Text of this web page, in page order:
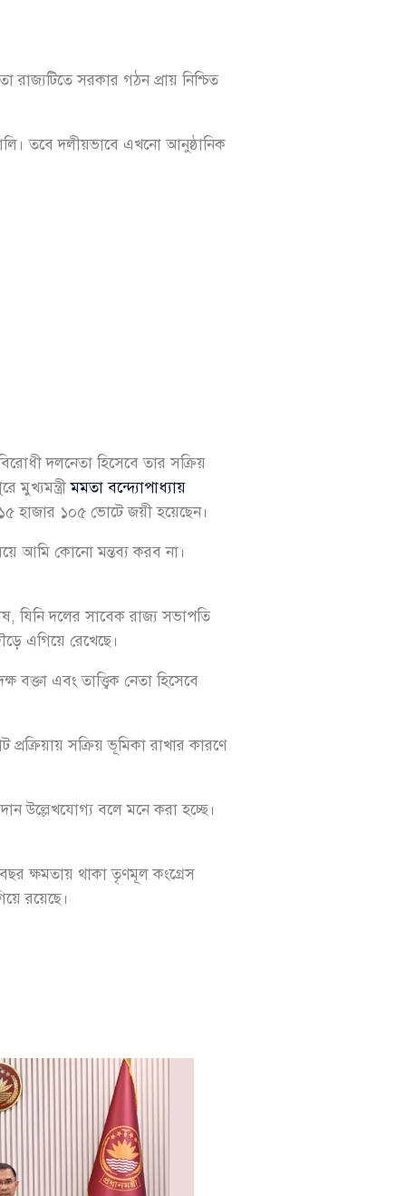
সরকার গঠন প্রায় নিশ্চিত
তবে দলীয়ভাবে এখনো আনুষ্ঠানিক
দলনেতা হিসেবে তার সক্রিয়
মুখ্যমন্ত্রীমমতা বন্দ্যোপাধ্যায়
হাজার ১০৫ ভোটে জয়ী হয়েছেন।
আমি কোনো মন্তব্য করব না।
যিনি দলের সাবেক রাজ্য সভাপতি
এগিয়ে রেখেছে।
বক্তা এবং তাত্ত্বিক নেতা হিসেবে
প্রক্রিয়ায় সক্রিয় ভূমিকা রাখার কারণে
উল্লেখযোগ্য বলে মনে করা হচ্ছে।
ক্ষমতায় থাকা তৃণমূল কংগ্রেস
রয়েছে।